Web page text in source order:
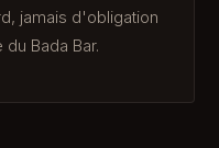
jamais d'obligation
Bada Bar.